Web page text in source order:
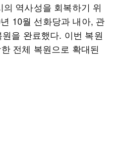
역사성을 회복하기 위
10월 선화당과 내아, 관
을 완료했다. 이번 복원
전체 복원으로 확대된